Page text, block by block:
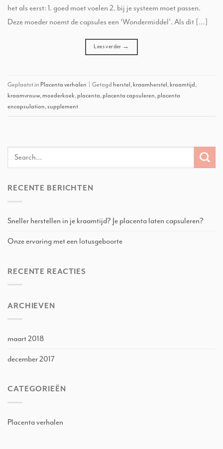
het als eerst: 1. goed moet voelen 2. bij je systeem moet passen.
Deze moeder noemt de capsules een ‘Wondermiddel’. Als dit […]
Lees verder →
Geplaatst in Placenta verhalen Getagd herstel,kraamherstel,kraamtijd,
kraamvrouw,moederkoek,placenta,placenta capsuleren,placenta
encapsulation,supplement
RECENTE BERICHTEN
Sneller herstellen in je kraamtijd? Je placenta laten capsuleren?
Onze ervaring met een lotusgeboorte
RECENTE REACTIES
ARCHIEVEN
maart 2018
december 2017
CATEGORIEËN
Placenta verhalen